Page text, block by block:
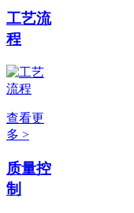
工艺流
程
查看更
多 >
质量控
制